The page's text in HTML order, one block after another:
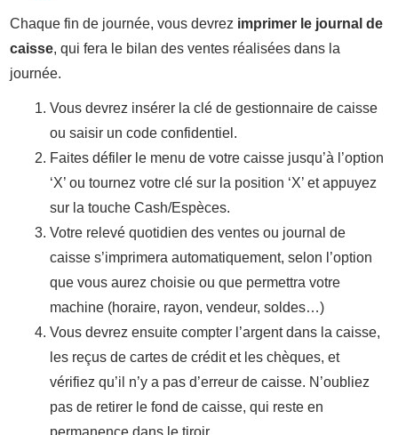
Chaque fin de journée, vous devrez imprimer le journal de
caisse, qui fera le bilan des ventes réalisées dans la
journée.
Vous devrez insérer la clé de gestionnaire de caisse
ou saisir un code confidentiel.
Faites défiler le menu de votre caisse jusqu’à l’option
‘X’ ou tournez votre clé sur la position ‘X’ et appuyez
sur la touche Cash/Espèces.
Votre relevé quotidien des ventes ou journal de
caisse s’imprimera automatiquement, selon l’option
que vous aurez choisie ou que permettra votre
machine (horaire, rayon, vendeur, soldes…)
Vous devrez ensuite compter l’argent dans la caisse,
les reçus de cartes de crédit et les chèques, et
vérifiez qu’il n’y a pas d’erreur de caisse. N’oubliez
pas de retirer le fond de caisse, qui reste en
permanence dans le tiroir.